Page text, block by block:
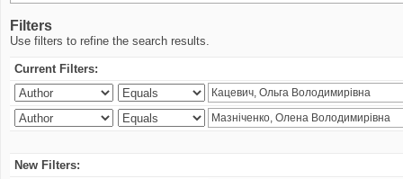
Filters
Use filters to refine the search results.
Current Filters:
New Filters: